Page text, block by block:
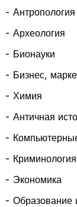
- Антропология
- Археология
- Бионауки
- Бизнес,
- Химия
- Античная
-
- Криминология
- Экономика
- Образование